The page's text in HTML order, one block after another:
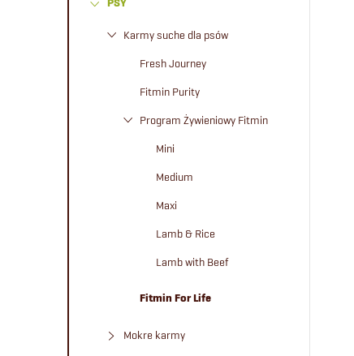
PSY
Karmy suche dla psów
Fresh Journey
Fitmin Purity
Program Żywieniowy Fitmin
Mini
Medium
Maxi
Lamb & Rice
Lamb with Beef
Fitmin For Life
Mokre karmy